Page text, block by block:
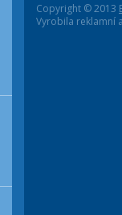
Copyright © 2013
Vyrobila reklamní